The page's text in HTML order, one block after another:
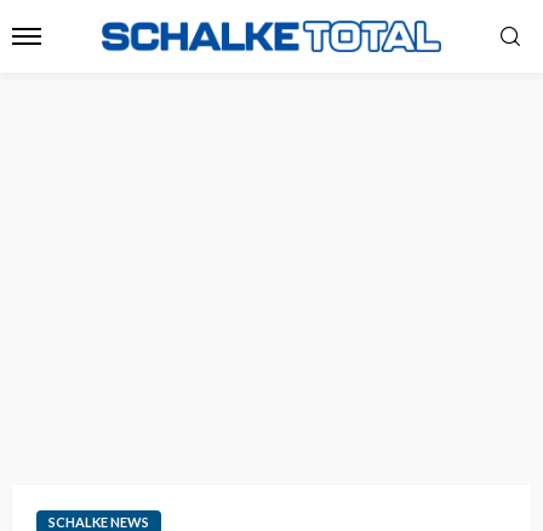
SCHALKE NEWS